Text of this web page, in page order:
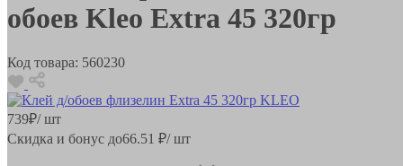
обоев Kleo Extra 45 320гр
Код товара: 560230
739₽/ шт
Скидка и бонус до66.51 ₽/ шт